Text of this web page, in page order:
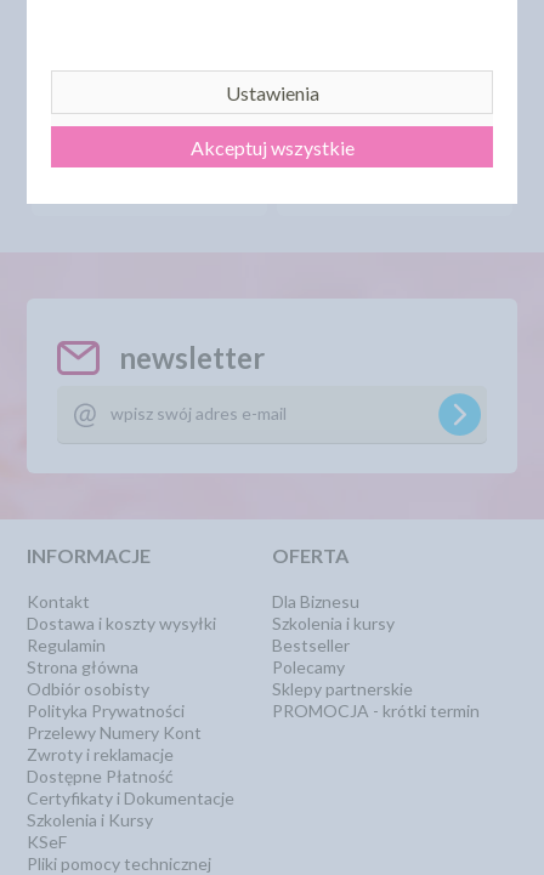
LISTKI CZEREŚNI -
PISTACJOWE - 400 SZT
cena:48,62 zł
DO KOSZYKA
PERŁOWY ZŁOTY - 100
cena:24,26 zł
DO KOSZYKA
newsletter
INFORMACJE
Kontakt
Dostawa i koszty wysyłki
Regulamin
Strona główna
Odbiór osobisty
Polityka Prywatności
Przelewy Numery Kont
Zwroty i reklamacje
Dostępne Płatność
Certyfikaty i Dokumentacje
Szkolenia i Kursy
KSeF
Pliki pomocy technicznej
OFERTA
Dla Biznesu
Szkolenia i kursy
Bestseller
Polecamy
Sklepy partnerskie
PROMOCJA - krótki termin
Ustawienia
Akceptuj wszystkie